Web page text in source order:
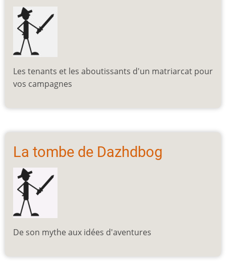
Les tenants et les aboutissants d'un matriarcat pour
vos campagnes
La tombe de Dazhdbog
De son mythe aux idées d'aventures